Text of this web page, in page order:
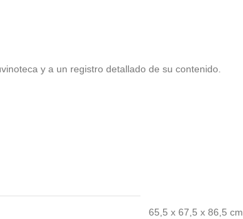
y a un registro detallado de su contenido.
65,5 x 67,5 x 86,5 cm